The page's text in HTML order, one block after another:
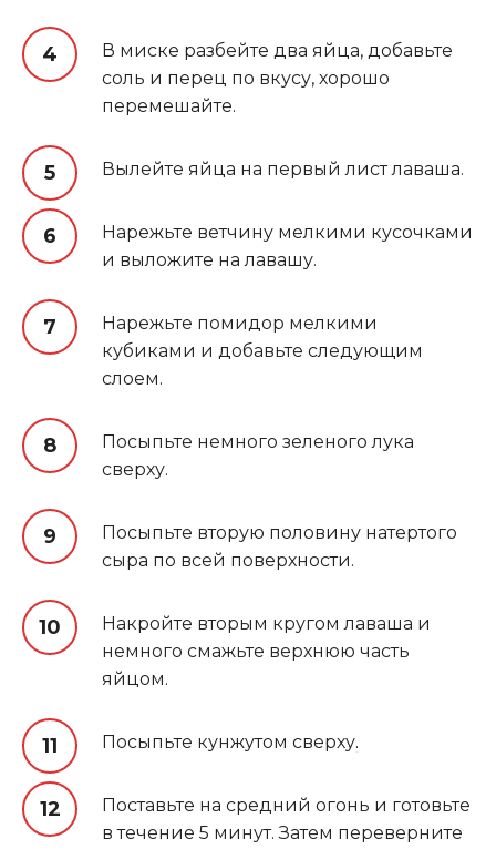
В миске разбейте два яйца, добавьте
соль и перец по вкусу, хорошо
перемешайте.
Вылейте яйца на первый лист лаваша.
Нарежьте ветчину мелкими кусочками
и выложите на лавашу.
Нарежьте помидор мелкими
кубиками и добавьте следующим
слоем.
Посыпьте немного зеленого лука
сверху.
Посыпьте вторую половину натертого
сыра по всей поверхности.
Накройте вторым кругом лаваша и
немного смажьте верхнюю часть
яйцом.
Посыпьте кунжутом сверху.
Поставьте на средний огонь и готовьте
в течение 5 минут. Затем переверните